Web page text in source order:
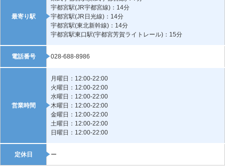
最寄り駅
宇都宮駅(JR宇都宮線)：14分
宇都宮駅(JR日光線)：14分
宇都宮駅(東北新幹線)：14分
宇都宮駅東口駅(宇都宮芳賀ライトレール)：15分
電話番号 028-688-8986
営業時間
月曜日：12:00-22:00
火曜日：12:00-22:00
水曜日：12:00-22:00
木曜日：12:00-22:00
金曜日：12:00-22:00
土曜日：12:00-22:00
日曜日：12:00-22:00
定休日 ー